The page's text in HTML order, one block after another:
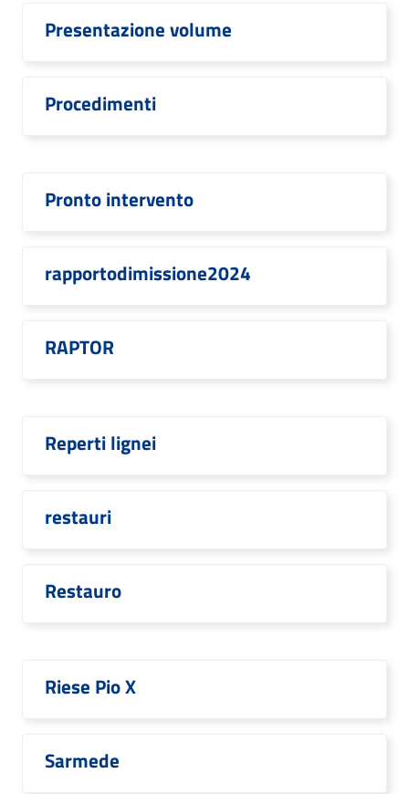
Presentazione volume
Procedimenti
Pronto intervento
rapportodimissione2024
RAPTOR
Reperti lignei
restauri
Restauro
Riese Pio X
Sarmede